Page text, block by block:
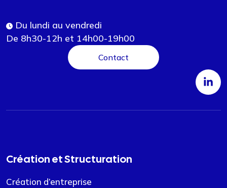
Du lundi au vendredi
De 8h30-12h et 14h00-19h00
Contact
Création et Structuration
Création d’entreprise